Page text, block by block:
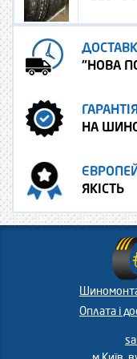
"НОВА
ГАРАНТІЯ
НА
ЯКІСТЬ
Оплата і